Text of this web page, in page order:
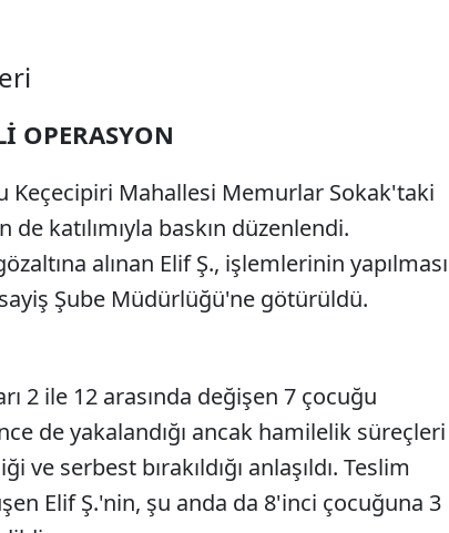
OPERASYON
Keçecipiri Mahallesi Memurlar Sokak'taki
katılımıyla baskın düzenlendi.
alınan Elif Ş., işlemlerinin yapılması
Şube Müdürlüğü'ne götürüldü.
2 ile 12 arasında değişen 7 çocuğu
de yakalandığı ancak hamilelik süreçleri
ve serbest bırakıldığı anlaşıldı. Teslim
Elif Ş.'nin, şu anda da 8'inci çocuğuna 3